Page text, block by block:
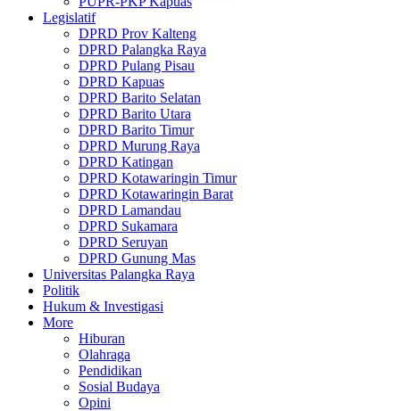
Legislatif
DPRD Prov Kalteng
DPRD Palangka Raya
DPRD Pulang Pisau
DPRD Kapuas
DPRD Barito Selatan
DPRD Barito Utara
DPRD Barito Timur
DPRD Murung Raya
DPRD Katingan
DPRD Kotawaringin Timur
DPRD Kotawaringin Barat
DPRD Lamandau
DPRD Sukamara
DPRD Seruyan
DPRD Gunung Mas
Universitas Palangka Raya
Politik
Hukum & Investigasi
More
Hiburan
Olahraga
Pendidikan
Sosial Budaya
Opini